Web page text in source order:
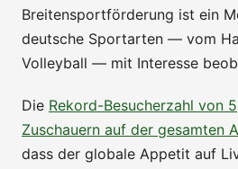
Breitensportförderung ist ein
deutsche Sportarten — vom
Volleyball — mit Interesse
Die Rekord-Besucherzahl von
Zuschauern auf der gesamten
dass der globale Appetit auf